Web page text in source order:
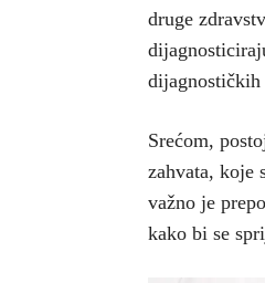
druge
dijagnostičkih
Srećom,
zahvata, koje
važno je
kako bi se